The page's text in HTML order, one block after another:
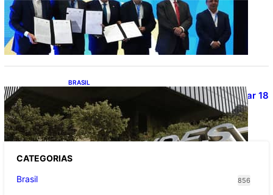
ApexBrasil participa de convênio para
investimento de R$ 2,63 milhões em
exportações de cachaça
BRASIL
Projetos de saneamento podem beneficiar 18
milhões de brasileiros
CATEGORIAS
Brasil
856